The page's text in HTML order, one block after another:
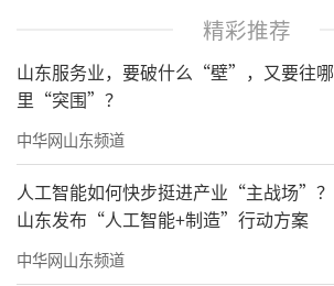
精彩推荐
山东服务业，要破什么“壁”，又要往哪
里“突围”？
中华网山东频道
人工智能如何快步挺进产业“主战场”？
山东发布“人工智能+制造”行动方案
中华网山东频道